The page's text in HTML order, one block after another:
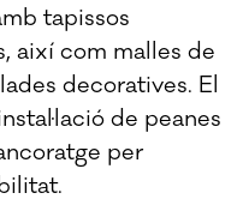
tapissos
així com malles de
decoratives. El
de peanes
per